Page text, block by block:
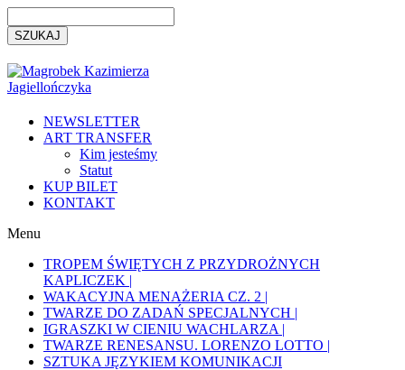
NEWSLETTER
ART TRANSFER
Kim jesteśmy
Statut
KUP BILET
KONTAKT
Menu
TROPEM ŚWIĘTYCH Z PRZYDROŻNYCH
KAPLICZEK |
WAKACYJNA MENAŻERIA CZ. 2 |
TWARZE DO ZADAŃ SPECJALNYCH |
IGRASZKI W CIENIU WACHLARZA |
TWARZE RENESANSU. LORENZO LOTTO |
SZTUKA JĘZYKIEM KOMUNIKACJI